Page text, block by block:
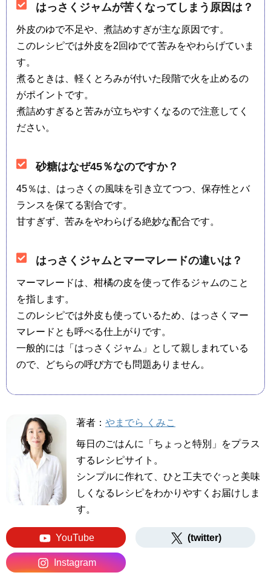
はっさくジャムが苦くなってしまう原因は？
外皮のゆで不足や、煮詰めすぎが主な原因です。
このレシピでは外皮を2回ゆでて苦みをやわらげていま
す。
煮るときは、軽くとろみが付いた段階で火を止めるの
がポイントです。
煮詰めすぎると苦みが立ちやすくなるので注意してく
ださい。
砂糖はなぜ45％なのですか？
45％は、はっさくの風味を引き立てつつ、保存性とバ
ランスを保てる割合です。
甘すぎず、苦みをやわらげる絶妙な配合です。
はっさくジャムとマーマレードの違いは？
マーマレードは、柑橘の皮を使って作るジャムのこと
を指します。
このレシピでは外皮も使っているため、はっさくマー
マレードとも呼べる仕上がりです。
一般的には「はっさくジャム」として親しまれている
ので、どちらの呼び方でも問題ありません。
著者： やまでら くみこ
毎日のごはんに「ちょっと特別」をプラス
するレシピサイト。
シンプルに作れて、ひと工夫でぐっと美味
しくなるレシピをわかりやすくお届けしま
す。
YouTube (twitter)
Instagram